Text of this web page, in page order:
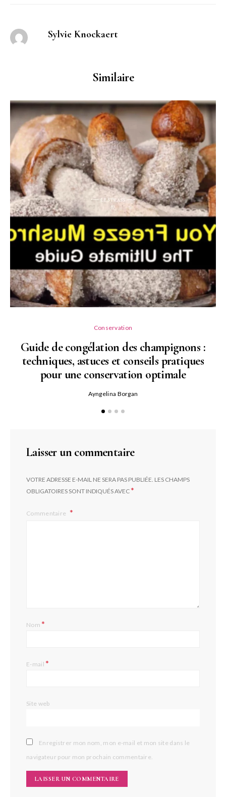
Sylvie Knockaert
Similaire
Conservation
Guide de congélation des champignons :
techniques, astuces et conseils pratiques
pour une conservation optimale
Ayngelina Borgan
Laisser un commentaire
VOTRE ADRESSE E-MAIL NE SERA PAS PUBLIÉE. LES CHAMPS
OBLIGATOIRES SONT INDIQUÉS AVEC*
Commentaire
Nom*
E-mail*
Site web
Enregistrer mon nom, mon e-mail et mon site dans le
navigateur pour mon prochain commentaire.